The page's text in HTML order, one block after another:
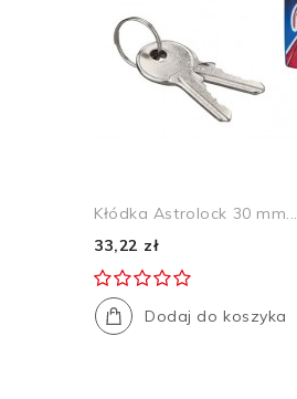
Kłódka Astrolock 30 mm...
33,22 zł
Dodaj do koszyka